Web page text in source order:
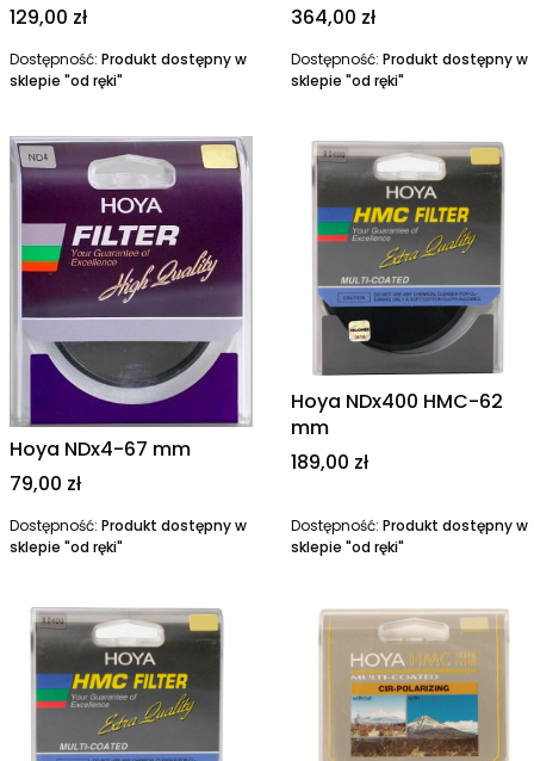
Cena
129,00 zł
Dostępność: Produkt dostępny w
sklepie "od ręki"
Cena
364,00 zł
Dostępność: Produkt dostępny w
sklepie "od ręki"
Hoya NDx4-67 mm
Cena
79,00 zł
Dostępność: Produkt dostępny w
sklepie "od ręki"
Hoya NDx400 HMC-62
mm
Cena
189,00 zł
Dostępność: Produkt dostępny w
sklepie "od ręki"